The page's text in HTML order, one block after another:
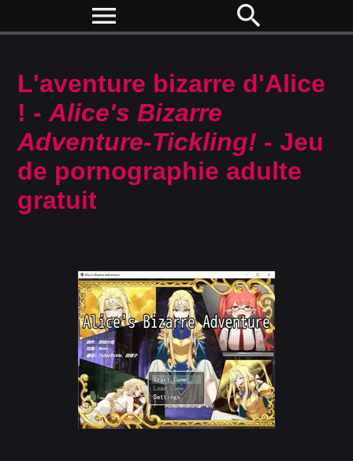
menu search
L'aventure bizarre d'Alice
! -Alice's Bizarre
Adventure-Tickling! - Jeu
de pornographie adulte
gratuit